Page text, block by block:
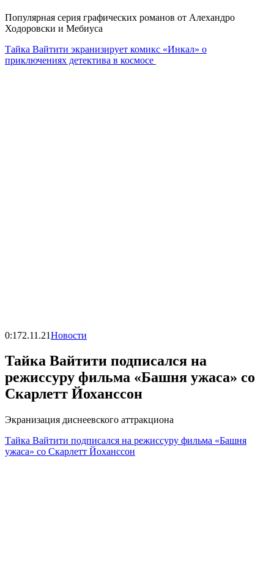
Популярная серия графических романов от Алехандро
Ходоровски и Мебиуса
Тайка Вайтити экранизирует комикс «Инкал» о
приключениях детектива в космосе
0:172.11.21Новости
Тайка Вайтити подписался на
режиссуру фильма «Башня ужаса» со
Скарлетт Йоханссон
Экранизация диснеевского аттракциона
Тайка Вайтити подписался на режиссуру фильма «Башня
ужаса» со Скарлетт Йоханссон